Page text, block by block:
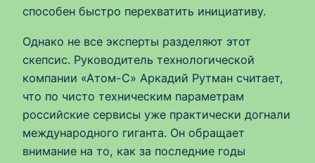
способен быстро перехватить инициативу.
Однако не все эксперты разделяют этот
скепсис. Руководитель технологической
компании «Атом-С» Аркадий Рутман считает,
что по чисто техническим параметрам
российские сервисы уже практически догнали
международного гиганта. Он обращает
внимание на то, как за последние годы